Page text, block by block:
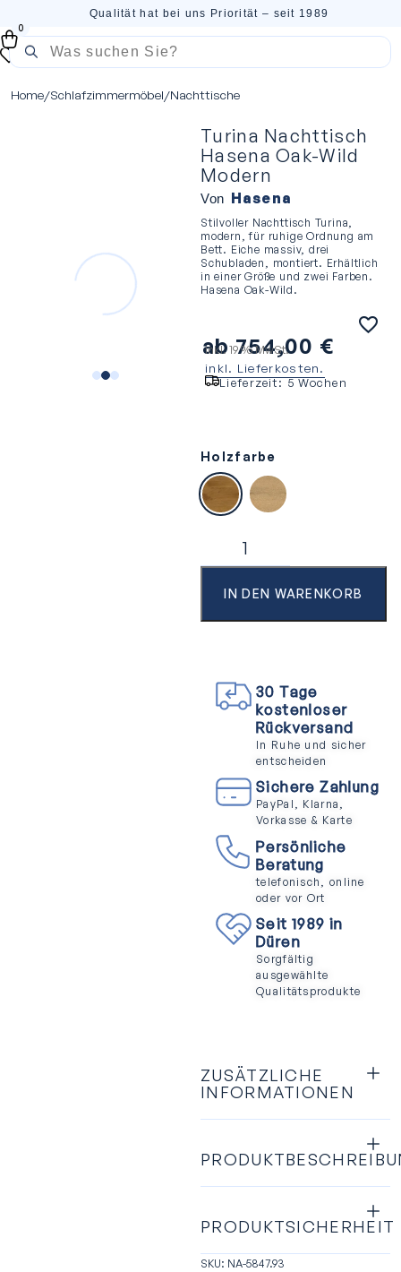
Qualität hat bei uns Priorität – seit 1989
0
Home/Schlafzimmermöbel/Nachttische
Turina Nachttisch
Hasena Oak-Wild
Modern
Von Hasena
Stilvoller Nachttisch Turina,
modern, für ruhige Ordnung am
Bett. Eiche massiv, drei
Schubladen, montiert. Erhältlich
in einer Größe und zwei Farben.
Hasena Oak-Wild.
ab754,00 €
inkl. 19 % MwSt.
inkl. Lieferkosten.
Lieferzeit:5 Wochen
Holzfarbe
Wildeiche natur, gebürstet,
Wildeiche pure,
IN DEN WARENKORB
30 Tage
kostenloser
Rückversand
In Ruhe und sicher
entscheiden
Sichere Zahlung
PayPal, Klarna,
Vorkasse & Karte
Persönliche
Beratung
telefonisch, online
oder vor Ort
Seit 1989 in
Düren
Sorgfältig
ausgewählte
Qualitätsprodukte
ZUSÄTZLICHE
INFORMATIONEN
PRODUKTSICHERHEIT
SKU: NA-5847.93